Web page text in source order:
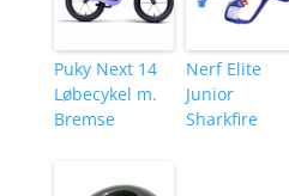
Puky Next 14
Løbecykel m.
Bremse
Nerf Elite
Junior
Sharkfire